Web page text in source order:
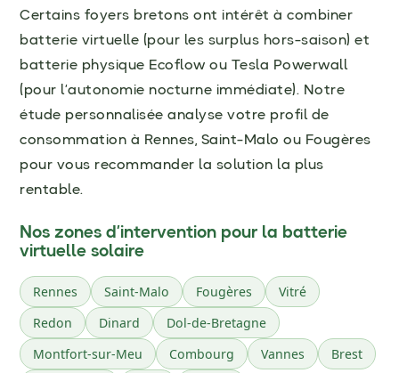
Certains foyers bretons ont intérêt à combiner
batterie virtuelle (pour les surplus hors-saison) et
batterie physique Ecoflow ou Tesla Powerwall
(pour l’autonomie nocturne immédiate). Notre
étude personnalisée analyse votre profil de
consommation à Rennes, Saint-Malo ou Fougères
pour vous recommander la solution la plus
rentable.
Nos zones d’intervention pour la batterie
virtuelle solaire
Rennes Saint-Malo Fougères
Vitré
Redon
Dinard
Dol-de-Bretagne
Montfort-sur-Meu
Combourg Vannes
Brest